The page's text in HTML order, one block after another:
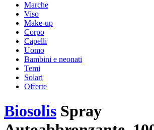
Marche
Viso
Make-up
Corpo
Capelli
Uomo
Bambini e neonati
Temi
Solari
Offerte
Biosolis Spray